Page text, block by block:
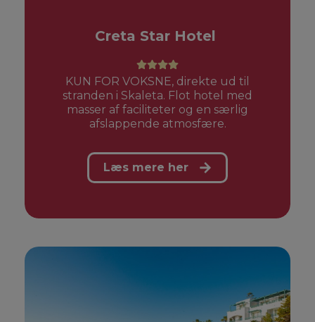
Creta Star Hotel
KUN FOR VOKSNE, direkte ud til
stranden i Skaleta. Flot hotel med
masser af faciliteter og en særlig
afslappende atmosfære.
Læs mere her